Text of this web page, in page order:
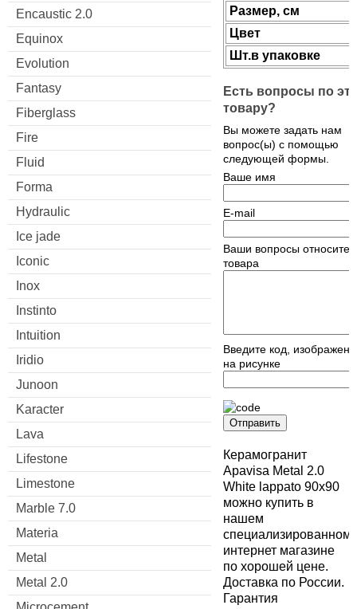
Encaustic 2.0
Equinox
Evolution
Fantasy
Fiberglass
Fire
Fluid
Forma
Hydraulic
Ice jade
Iconic
Inox
Instinto
Intuition
Iridio
Junoon
Karacter
Lava
Lifestone
Limestone
Marble 7.0
Materia
Metal
Metal 2.0
Размер, см
Цвет
Шт.в упаковке
Есть вопросы по
товару?
Вы можете задать нам
вопрос(ы) с помощью
следующей формы.
Ваше имя
E-mail
Ваши вопросы
товара
Введите код,
на рисунке
Отправить
Керамогранит
Apavisa Metal 2.0
White lappato 90x90
можно купить в
нашем
специализированном
интернет магазине
по хорошей цене.
Доставка по России.
Гарантия